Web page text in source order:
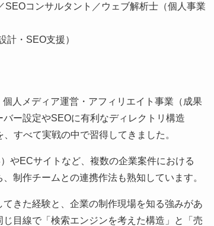
SEOコンサルタント／ウェブ解析士（個人事業
計・SEO支援）
人メディア運営・アフィリエイト事業（成果
ー設定やSEOに有利なディレクトリ構造
、すべて実戦の中で習得してきました。
やECサイトなど、複数の企業案件における
制作チームとの連携作法も熟知しています。
きた経験と、企業の制作現場を知る強みがあ
目線で「検索エンジンを考えた構造」と「売